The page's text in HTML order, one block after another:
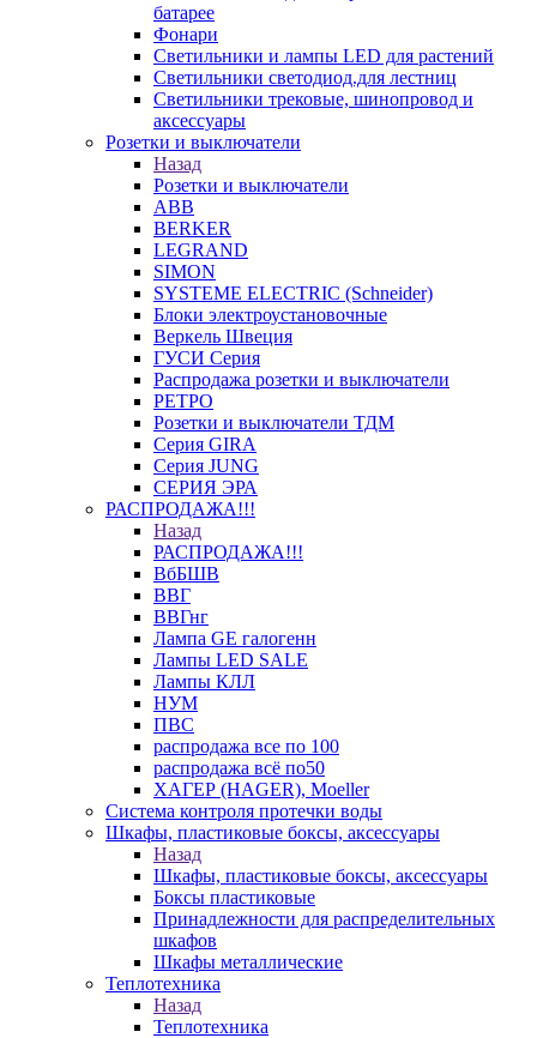
батарее
Фонари
Светильники и лампы LED для растений
Светильники светодиод.для лестниц
Светильники трековые, шинопровод и
аксессуары
Розетки и выключатели
Назад
Розетки и выключатели
ABB
BERKER
LEGRAND
SIMON
SYSTEME ELECTRIC (Schneider)
Блоки электроустановочные
Веркель Швеция
ГУСИ Серия
Распродажа розетки и выключатели
РЕТРО
Розетки и выключатели ТДМ
Серия GIRA
Серия JUNG
СЕРИЯ ЭРА
РАСПРОДАЖА!!!
Назад
РАСПРОДАЖА!!!
ВбБШВ
ВВГ
ВВГнг
Лампа GE галогенн
Лампы LED SALE
Лампы КЛЛ
НУМ
ПВС
распродажа все по 100
распродажа всё по50
ХАГЕР (HAGER), Moeller
Система контроля протечки воды
Шкафы, пластиковые боксы, аксессуары
Назад
Шкафы, пластиковые боксы, аксессуары
Боксы пластиковые
Принадлежности для распределительных
шкафов
Шкафы металлические
Теплотехника
Назад
Теплотехника